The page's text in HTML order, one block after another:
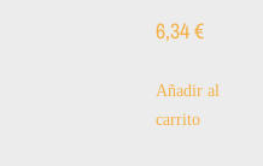
6,34€
Añadir al
carrito